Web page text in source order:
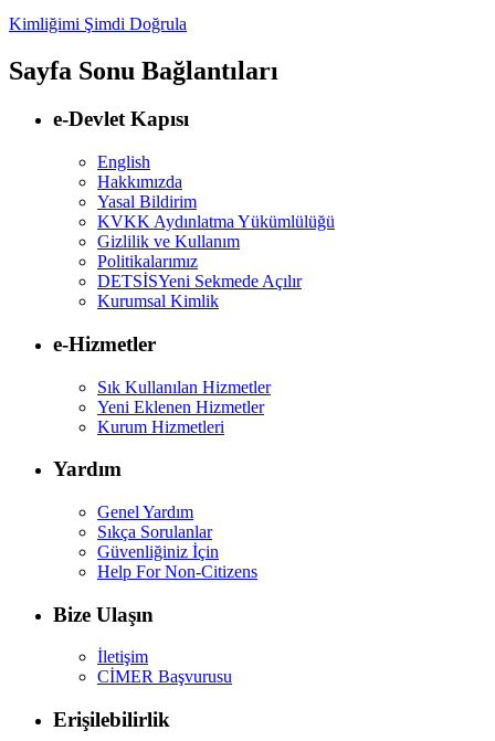
Kimliğimi Şimdi Doğrula
Sayfa Sonu Bağlantıları
e-Devlet Kapısı
English
Hakkımızda
Yasal Bildirim
KVKK Aydınlatma Yükümlülüğü
Gizlilik ve Kullanım
Politikalarımız
DETSİSYeni Sekmede Açılır
Kurumsal Kimlik
e-Hizmetler
Sık Kullanılan Hizmetler
Yeni Eklenen Hizmetler
Kurum Hizmetleri
Yardım
Genel Yardım
Sıkça Sorulanlar
Güvenliğiniz İçin
Help For Non-Citizens
Bize Ulaşın
İletişim
CİMER Başvurusu
Erişilebilirlik